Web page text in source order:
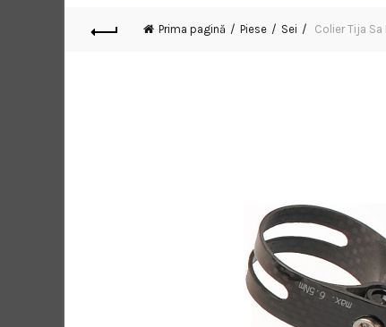
Prima pagină Piese Sei Colier Tija Sa